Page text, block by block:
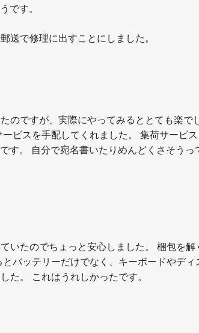
です。
送で修理に出すことにしました。
のですが、実際にやってみるととても楽で
ビスを手配してくれました。 集荷サービス
す。 自分で宛名書いたりめんどくさそうっ
いたのでちょっと安心しました。 梱包を解
バッテリーだけでなく、キーボードやディ
た。 これはうれしかったです。